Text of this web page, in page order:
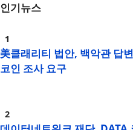
인기뉴스
美클래리티 법안, 백악관 답
코인 조사 요구